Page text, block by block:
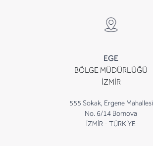
EGE
BÖLGE MÜDÜRLÜĞÜ
İZMİR
555 Sokak, Ergene Mahallesi
No. 6/14 Bornova
İZMİR - TÜRKİYE